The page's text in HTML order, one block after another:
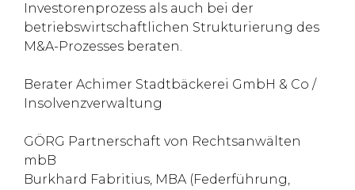
Investorenprozess als auch bei der
betriebswirtschaftlichen Strukturierung des
M&A-Prozesses beraten.
Berater Achimer Stadtbäckerei GmbH & Co /
Insolvenzverwaltung
GÖRG Partnerschaft von Rechtsanwälten
mbB
Burkhard Fabritius, MBA (Federführung,